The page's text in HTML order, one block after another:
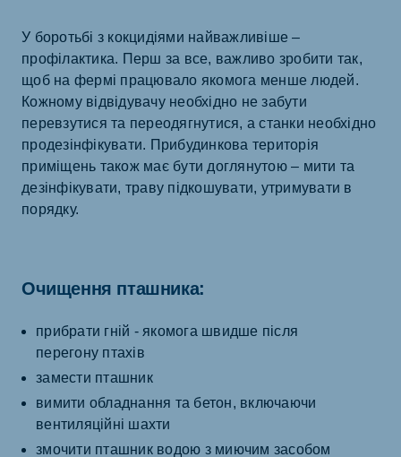
У боротьбі з кокцидіями найважливіше –
профілактика. Перш за все, важливо зробити так,
щоб на фермі працювало якомога менше людей.
Кожному відвідувачу необхідно не забути
перевзутися та переодягнутися, а станки необхідно
продезінфікувати. Прибудинкова територія
приміщень також має бути доглянутою – мити та
дезінфікувати, траву підкошувати, утримувати в
порядку.
Очищення пташника:
прибрати гній - якомога швидше після
перегону птахів
замести пташник
вимити обладнання та бетон, включаючи
вентиляційні шахти
змочити пташник водою з миючим засобом